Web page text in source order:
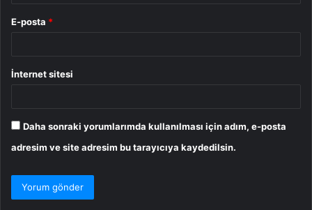
E-posta *
İnternet sitesi
Daha sonraki yorumlarımda kullanılması için adım, e-posta
adresim ve site adresim bu tarayıcıya kaydedilsin.